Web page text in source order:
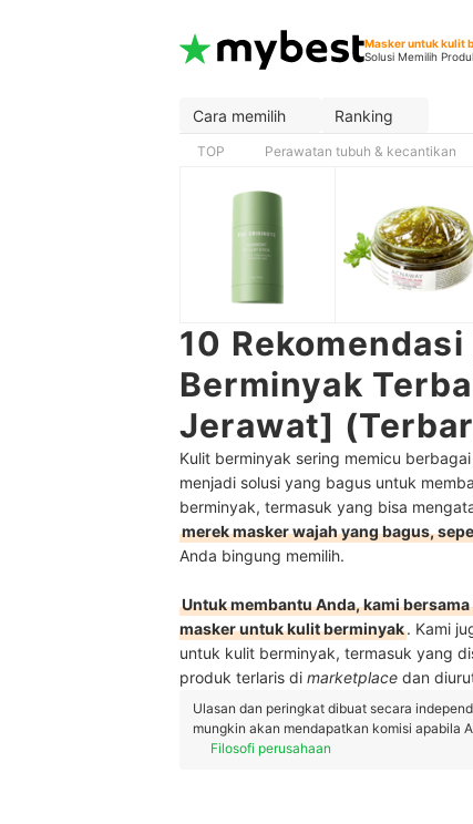
Masker untuk kulit
Solusi Memilih
Cara memilih Ranking
TOP Perawatan tubuh & kecantikan
10
Berminyak
Jerawat]
Kulit berminyak sering memicu
menjadi solusi yang bagus untuk
berminyak, termasuk yang bisa
merek masker wajah yang bagus,
Anda bingung memilih.
Untuk membantu Anda, kami
masker untuk kulit berminyak. Kami
untuk kulit berminyak, termasuk yang
produk terlaris di marketplace dan
Ulasan dan peringkat dibuat secara
mungkin akan mendapatkan komisi apabila
Filosofi perusahaan